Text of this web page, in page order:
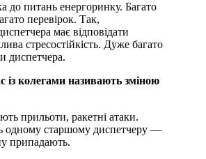
до питань енергоринку. Багато
перевірок. Так,
має відповідати
стресостійкість. Дуже багато
диспетчера.
із колегами називають зміною
прильоти, ракетні атаки.
одному старшому диспетчеру —
припадають.